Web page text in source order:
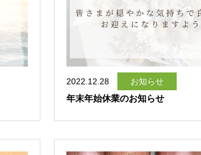
2022.12.28 お知らせ
年末年始休業のお知らせ